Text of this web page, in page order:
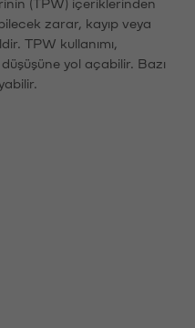
zarar, kayıp veya
TPW kullanımı,
yol açabilir. Bazı